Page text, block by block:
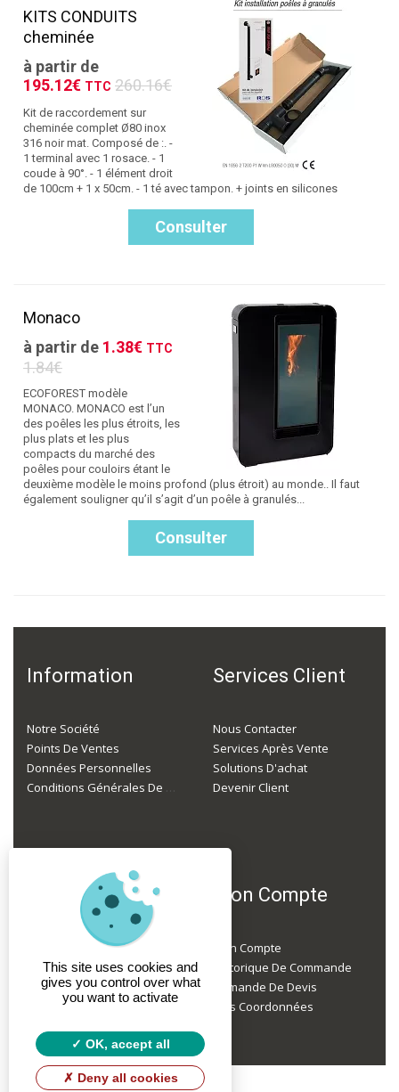
KITS CONDUITS
cheminée
à partir de
195.12€ TTC 260.16€
Kit de raccordement sur
cheminée complet Ø80 inox
316 noir mat. Composé de :. -
1 terminal avec 1 rosace. - 1
coude à 90°. - 1 élément droit
de 100cm + 1 x 50cm. - 1 té avec tampon. + joints en silicones
Consulter
Monaco
à partir de 1.38€ TTC
1.84€
ECOFOREST modèle
MONACO. MONACO est l’un
des poêles les plus étroits, les
plus plats et les plus
compacts du marché des
poêles pour couloirs étant le
deuxième modèle le moins profond (plus étroit) au monde.. Il faut
également souligner qu’il s’agit d’un poêle à granulés...
Consulter
Information
Notre Société
Points De Ventes
Données Personnelles
Conditions Générales De Ventes
Services Client
Nous Contacter
Services Après Vente
Solutions D'achat
Devenir Client
Je Ne Suis Pas Un Professionnel, Puis-Je Acheter Du Matériel Chez Vous ?
Faites-Vous Des Livraisons À Domicile ?
Mon Compte
Mon Compte
Historique De Commande
Demande De Devis
Mes Coordonnées
This site uses cookies and
gives you control over what
you want to activate
OK, accept all
Deny all cookies